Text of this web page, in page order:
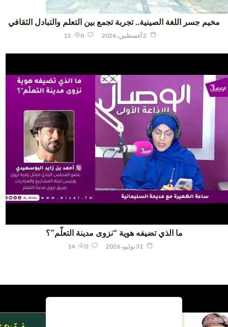
جسر اللغة الصينية.. تجربة تجمع بين التعلم والتبادل الثقافي
13
ما الذي تضيفه هوية “نزوى مدينة التعلّم”؟
14